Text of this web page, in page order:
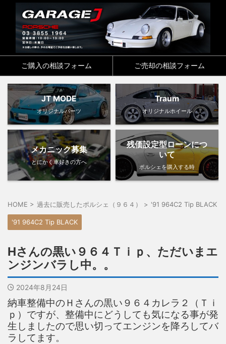
ご購入の相談フォーム ご売却の相談フォーム
JT MODE
オリジナルパーツ
Traum
オリジナルホイール
メカニック募集
とにかく車好きの方へ
残価設定型ローンにつ
いて
ポルシェを購入する時
HOME > 過去に販売したポルシェ（９６４） > '91 964C2 Tip BLACK
'91 964C2 Tip BLACK
Hさんの黒い９６４Ｔｉｐ、ただいまエ
ンジンバラし中。。
2024年8月24日
納車整備中のＨさんの黒い９６４カレラ２（Ｔｉ
ｐ）ですが、整備中にどうしても気になる事が発
生しましたので思い切ってエンジンを降ろしてバ
ラしてます。